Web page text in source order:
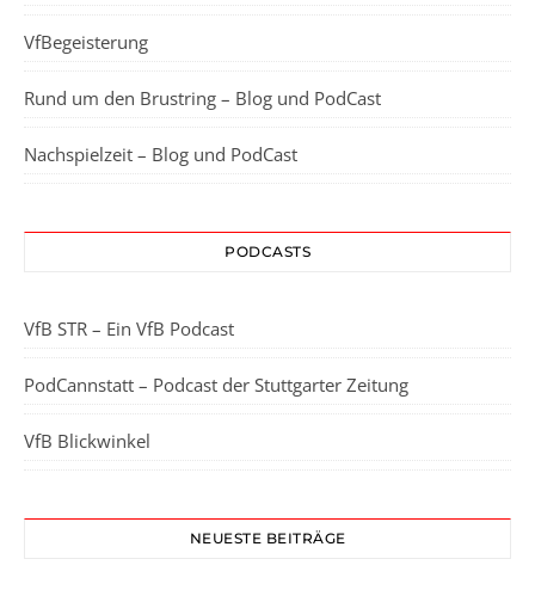
VfBegeisterung
Rund um den Brustring – Blog und PodCast
Nachspielzeit – Blog und PodCast
PODCASTS
VfB STR – Ein VfB Podcast
PodCannstatt – Podcast der Stuttgarter Zeitung
VfB Blickwinkel
NEUESTE BEITRÄGE